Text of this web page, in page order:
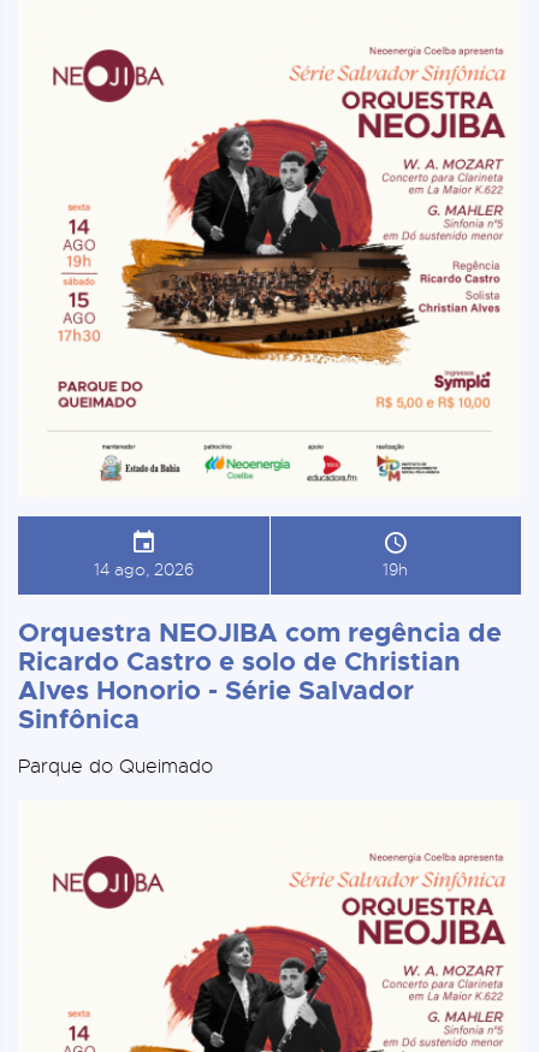
14 ago, 2026 19h
Orquestra NEOJIBA com regência de
Ricardo Castro e solo de Christian
Alves Honorio - Série Salvador
Sinfônica
Parque do Queimado